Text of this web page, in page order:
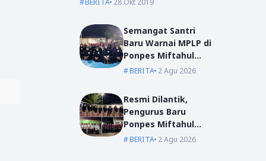
Semangat Santri
Baru Warnai MPLP di
Ponpes Miftahul
Ulum Kumpai
BERITA 2 Agu 2026
Resmi Dilantik,
Pengurus Baru
Ponpes Miftahul
Ulum Siap Emban
BERITA 2 Agu 2026